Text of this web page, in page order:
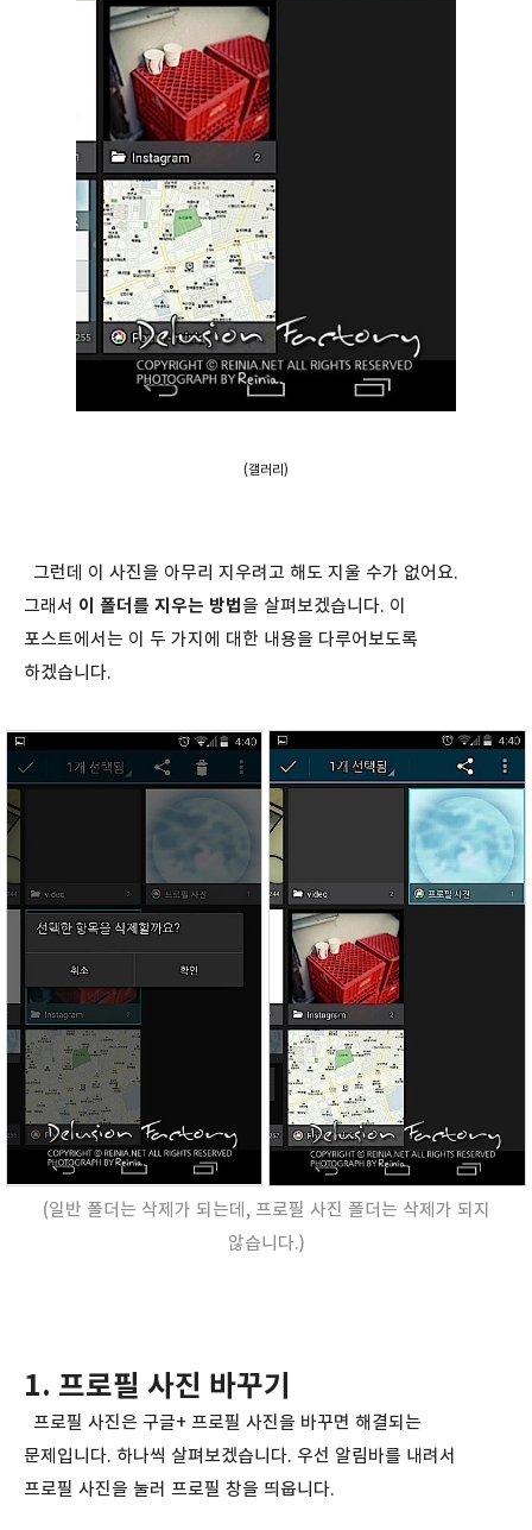
(갤러리)
그런데 이 사진을 아무리 지우려고 해도 지울 수가 없어요.
그래서 이 폴더를 지우는 방법을 살펴보겠습니다. 이
포스트에서는 이 두 가지에 대한 내용을 다루어보도록
하겠습니다.
(일반 폴더는 삭제가 되는데, 프로필 사진 폴더는 삭제가 되지
않습니다.)
1. 프로필 사진 바꾸기
프로필 사진은 구글+ 프로필 사진을 바꾸면 해결되는
문제입니다. 하나씩 살펴보겠습니다. 우선 알림바를 내려서
프로필 사진을 눌러 프로필 창을 띄웁니다.